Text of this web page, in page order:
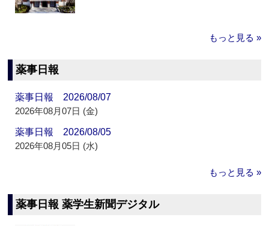
もっと見る »
薬事日報
薬事日報 2026/08/07
2026年08月07日 (金)
薬事日報 2026/08/05
2026年08月05日 (水)
もっと見る »
薬事日報 薬学生新聞デジタル